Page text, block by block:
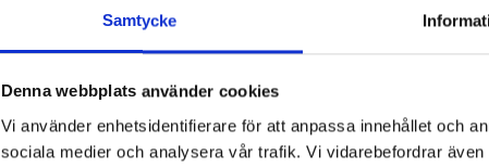
Samtycke
Denna webbplats använder cookies
Vi använder enhetsidentifierare för att anpassa innehållet och
sociala medier och analysera vår trafik. Vi vidarebefordrar
Du